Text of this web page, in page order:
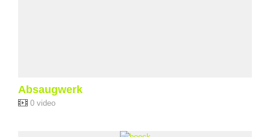
Absaugwerk
0 video